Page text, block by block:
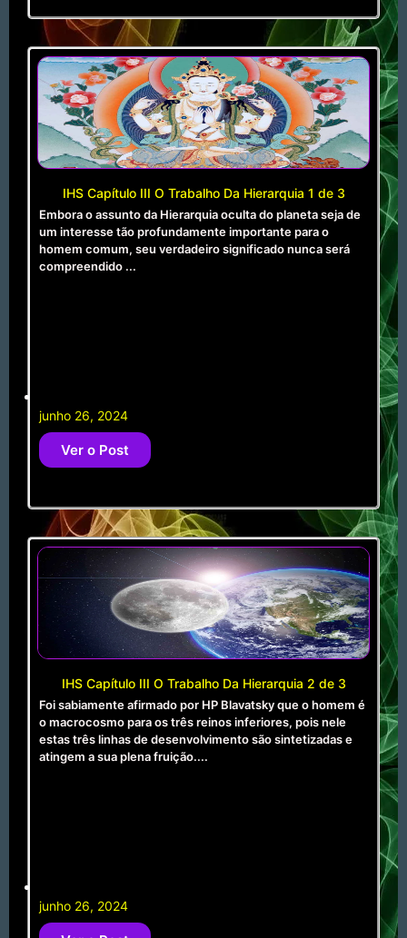
IHS Capítulo III O Trabalho Da Hierarquia 1 de 3
Embora o assunto da Hierarquia oculta do planeta seja de
um interesse tão profundamente importante para o
homem comum, seu verdadeiro significado nunca será
compreendido ...
junho 26, 2024
Ver o Post
IHS Capítulo III O Trabalho Da Hierarquia 2 de 3
Foi sabiamente afirmado por HP Blavatsky que o homem é
o macrocosmo para os três reinos inferiores, pois nele
estas três linhas de desenvolvimento são sintetizadas e
atingem a sua plena fruição....
junho 26, 2024